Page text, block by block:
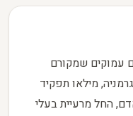
עמוקים שמקורם
בגרמניה, מילאו תפקיד
החל מרעיית בעלי